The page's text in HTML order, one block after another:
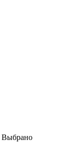
Выбрано